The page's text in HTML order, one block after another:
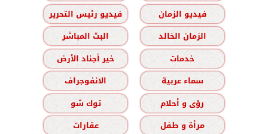
فيديو الزمان
فيديو رئيس التحرير
الزمان الخالد
البث المباشر
خدمات
خير أجناد الأرض
سماء عربية
الانفوجراف
رؤى و أحلام
توك شو
مرأة و طفل
عقارات